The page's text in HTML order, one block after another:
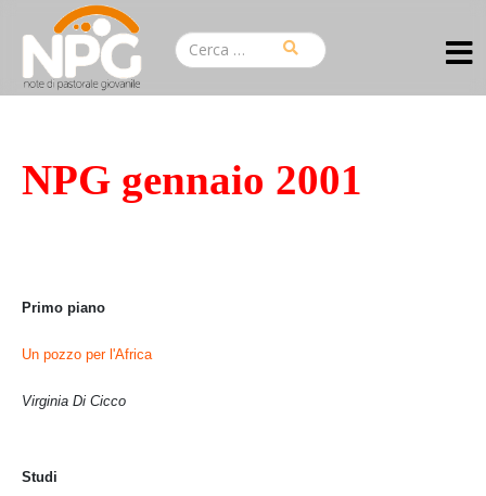
NPG gennaio 2001
Primo piano
Un pozzo per l'Africa
Virginia Di Cicco
Studi